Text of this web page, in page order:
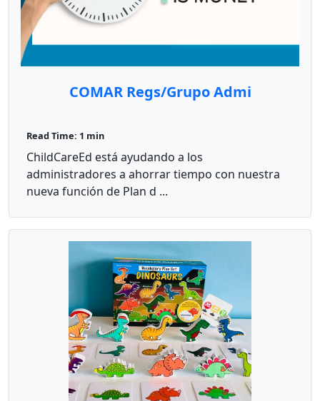
COMAR Regs/Grupo Admi
Read Time: 1 min
ChildCareEd está ayudando a los
administradores a ahorrar tiempo con nuestra
nueva función de Plan d ...